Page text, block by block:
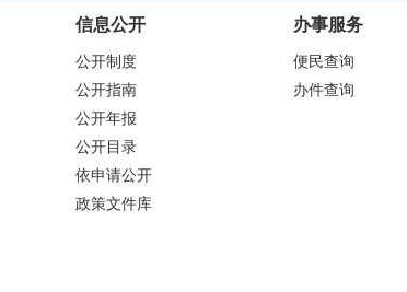
信息公开
公开制度
公开指南
公开年报
公开目录
依申请公开
政策文件库
办事服务
便民查询
办件查询